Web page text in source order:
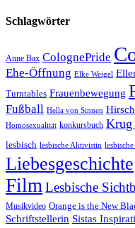
Schlagwörter
Anne Bax ColognePride
Ehe-Öffnung Elke Weigel
Turntables Frauenbewegung
Fußball Hella von Sinnen
Homosexualität konkursbuch Krug
lesbisch lesbische Aktivistin
Liebesgeschichte
FilmLesbische
Musikvideo Orange is the New
Schriftstellerin Sistas